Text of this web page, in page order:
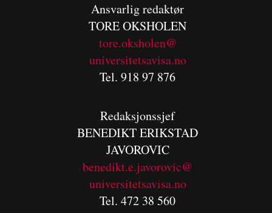
Ansvarlig redaktør
TORE OKSHOLEN
tore.oksholen@
universitetsavisa.no
Tel. 918 97 876
Redaksjonssjef
BENEDIKTERIKSTAD
JAVOROVIC
benedikt.e.javorovic@
universitetsavisa.no
Tel. 472 38 560